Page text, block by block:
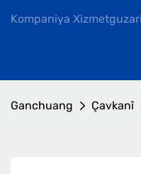
Kompaniya
Ganchuang Çavkanî